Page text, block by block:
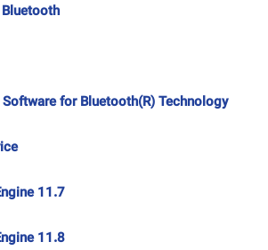
for Bluetooth(R) Technology
11.7
11.8